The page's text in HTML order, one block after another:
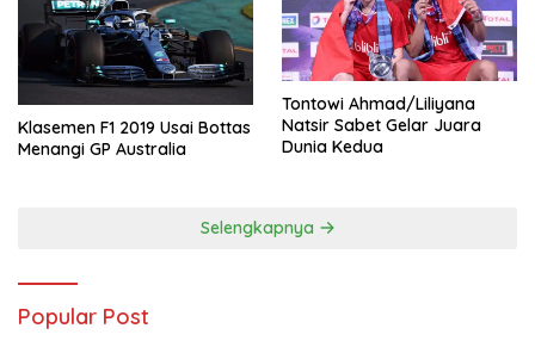
Klasemen F1 2019 Usai Bottas
Menangi GP Australia
Tontowi Ahmad/Liliyana
Natsir Sabet Gelar Juara
Dunia Kedua
Selengkapnya
Popular Post